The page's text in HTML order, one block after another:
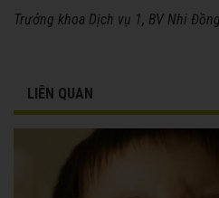
Trưởng khoa Dịch vụ 1, BV Nhi
LIÊN QUAN